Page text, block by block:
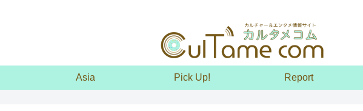
Asia Pick Up! Report